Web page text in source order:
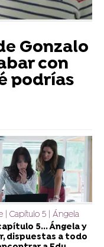
Gonzalo
con
podrías
| Capítulo 5 | Ángela
5... Ángela y
dispuestas a todo